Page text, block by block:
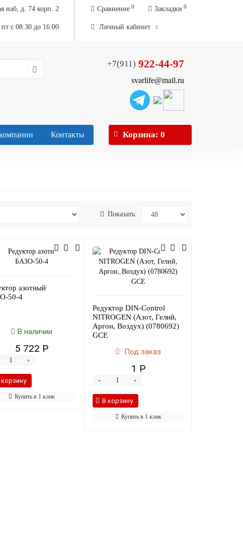
наб, д. 74 корп. 2
с 08:30 до 16:00
Сравнение 0 Закладки 0
Личный кабинет
+7(911) 922-44-97
svarlife@mail.ru
Контакты Корзина: 0
Показать:
азотный
50-4
В наличии
5 722 Р
+
Купить в 1 клик
Редуктор DIN-Control
NITROGEN (Aзот, Гелий,
Aргон, Воздух) (0780692)
GCE
Под заказ
1 Р
+
-
В корзину
Купить в 1 клик